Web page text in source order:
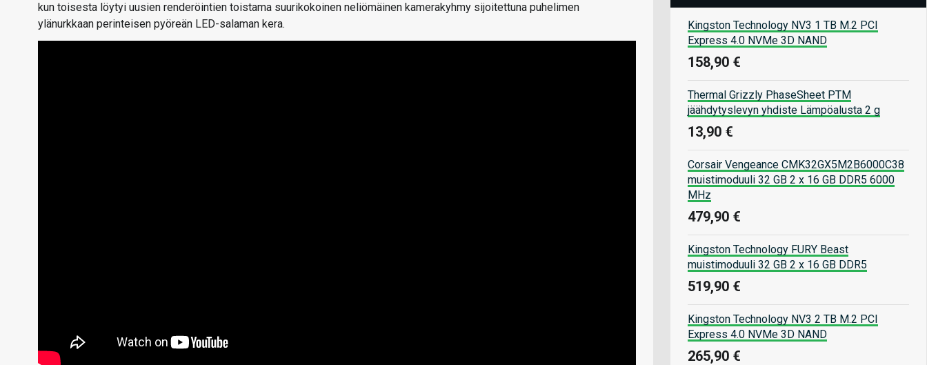
kun toisesta löytyi uusien renderöintien toistama suurikokoinen neliömäinen kamerakyhmy sijoitettuna puhelimen
ylänurkkaan perinteisen pyöreän LED-salaman kera.
Kingston Technology NV3 1 TB M.2 PCI
Express 4.0 NVMe 3D NAND
158,90 €
Thermal Grizzly PhaseSheet PTM
jäähdytyslevyn yhdiste Lämpöalusta 2 g
13,90 €
Corsair Vengeance CMK32GX5M2B6000C38
muistimoduuli 32 GB 2 x 16 GB DDR5 6000
MHz
479,90 €
Kingston Technology FURY Beast
muistimoduuli 32 GB 2 x 16 GB DDR5
519,90 €
Kingston Technology NV3 2 TB M.2 PCI
Express 4.0 NVMe 3D NAND
265,90 €